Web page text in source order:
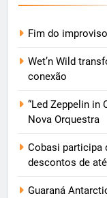
Fim do
Wet’n Wild
conexão
“Led Zeppelin in
Nova Orquestra
Cobasi participa
descontos de
Guaraná